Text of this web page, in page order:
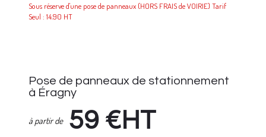
Sous réserve d'une pose de panneaux (HORS FRAIS de VOIRIE) Tarif
Seul : 14.90 HT
Pose de panneaux de stationnement
à Éragny
à partir de 59 €HT